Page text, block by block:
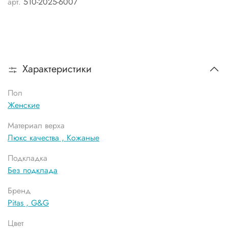
Характеристики
Пол
Женские
Материал верха
Люкс качества , Кожаные
Подкладка
Без подклада
Бренд
Pitas , G&G
Цвет